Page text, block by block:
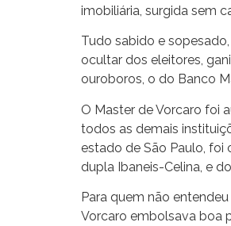
imobiliária, surgida sem
Tudo sabido e
ocultar dos eleitores,
ouroboros, o do Banco
O Master de Vorcaro foi
todos as demais
estado de São Paulo, foi
dupla Ibaneis-Celina, e
Para quem não
Vorcaro embolsava boa